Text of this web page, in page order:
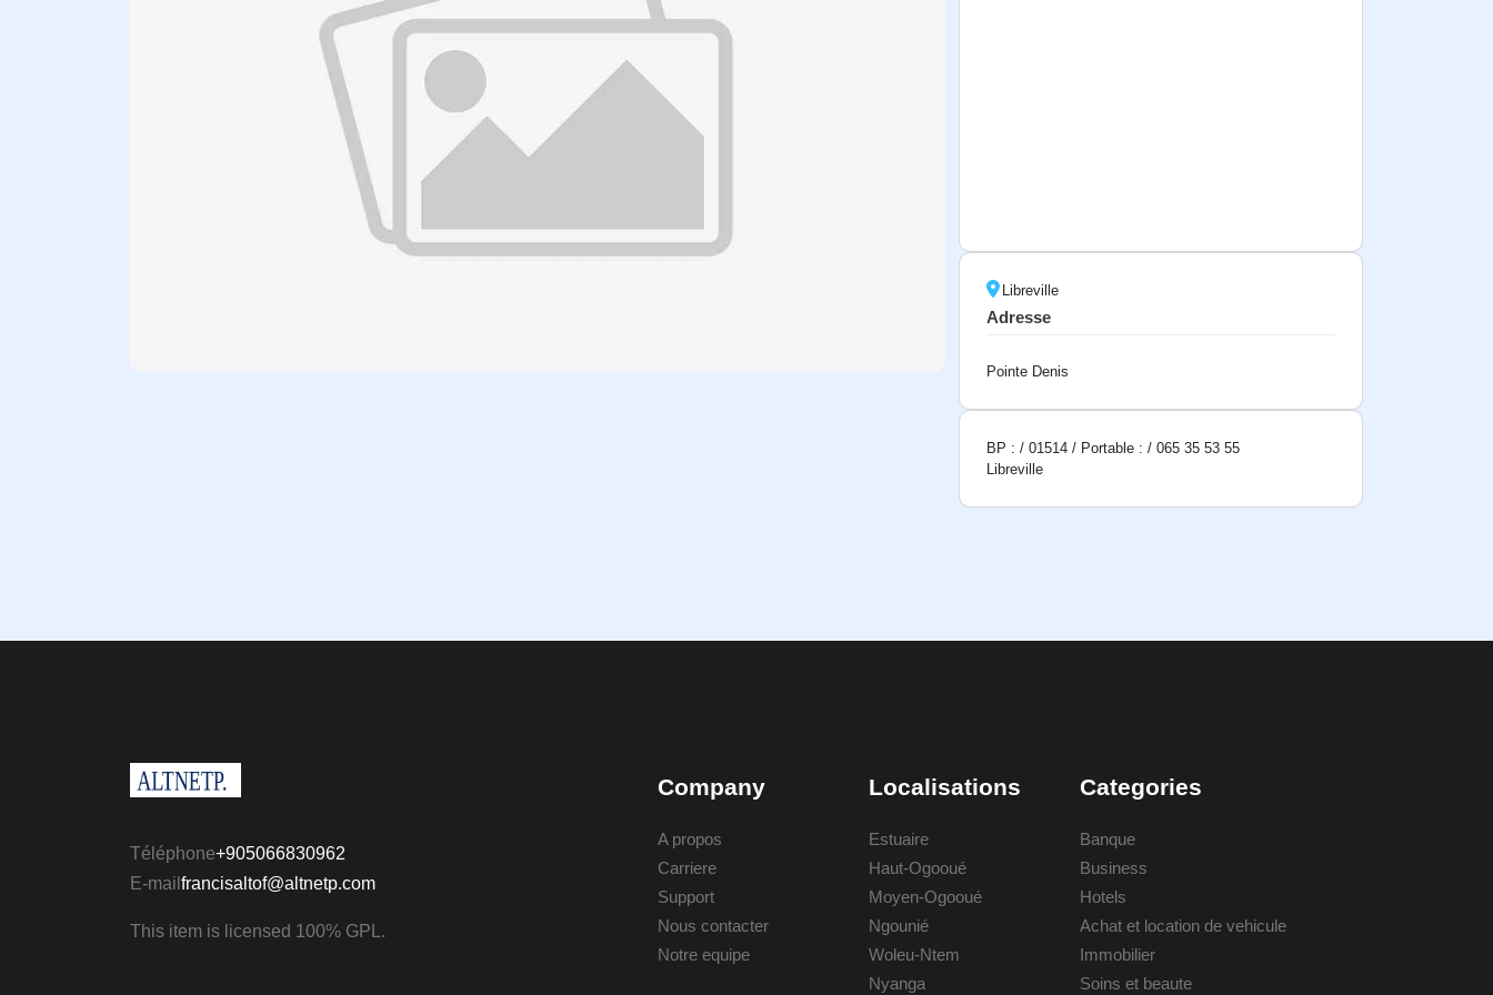
Libreville
Adresse
Pointe Denis
BP : / 01514 / Portable : / 065 35 53 55
Libreville
Téléphone+905066830962
E-mail francisaltof@altnetp.com
This item is licensed 100% GPL.
Company
A propos
Carriere
Support
Nous contacter
Notre equipe
Localisations
Estuaire
Haut-Ogooué
Moyen-Ogooué
Ngounié
Woleu-Ntem
Nyanga
Categories
Banque
Business
Hotels
Achat et location de vehicule
Immobilier
Soins et beaute